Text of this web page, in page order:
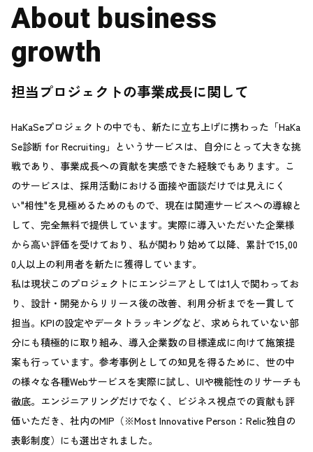
About business
growth
担当プロジェクトの事業成長に関して
HaKaSeプロジェクトの中でも、新たに立ち上げに携わった「HaKa
Se診断 for Recruiting」というサービスは、自分にとって大きな挑
戦であり、事業成長への貢献を実感できた経験でもあります。こ
のサービスは、採用活動における面接や面談だけでは見えにく
い"相性"を見極めるためのもので、現在は関連サービスへの導線と
して、完全無料で提供しています。実際に導入いただいた企業様
から高い評価を受けており、私が関わり始めて以降、累計で15,00
0人以上の利用者を新たに獲得しています。
私は現状このプロジェクトにエンジニアとしては1人で関わってお
り、設計・開発からリリース後の改善、利用分析までを一貫して
担当。KPIの設定やデータトラッキングなど、求められていない部
分にも積極的に取り組み、導入企業数の目標達成に向けて施策提
案も行っています。参考事例としての知見を得るために、世の中
の様々な各種Webサービスを実際に試し、UIや機能性のリサーチも
徹底。エンジニアリングだけでなく、ビジネス視点での貢献も評
価いただき、社内のMIP（※Most Innovative Person：Relic独自の
表彰制度）にも選出されました。